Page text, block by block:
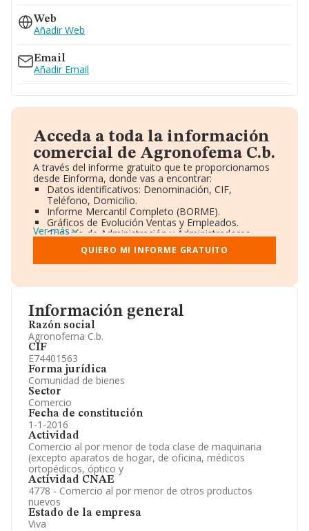
Información general
Razón social
Agronofema C.b.
CIF
E74401563
Forma jurídica
Comunidad de bienes
Sector
Comercio
Fecha de constitución
1-1-2016
Actividad
Comercio al por menor de toda clase de maquinaria
(excepto aparatos de hogar, de oficina, médicos
ortopédicos, óptico y
Actividad CNAE
4778 - Comercio al por menor de otros productos
nuevos
Estado de la empresa
Viva
Web
Añadir Web
Email
Añadir Email
Acceda a toda la información
comercial de Agronofema C.b.
A través del informe gratuito que te proporcionamos
desde Einforma, donde vas a encontrar:
Datos identificativos: Denominación, CIF,
Teléfono, Domicilio.
Informe Mercantil Completo (BORME).
Gráficos de Evolución Ventas y Empleados.
Consejo de Administración y Administradores.
Directivos y Ejecutivos.
Accionistas.
Participaciones y Vinculaciones en otras empresas.
Información oficial y registral complementaria.
Ver más
QUIERO MI INFORME GRATUITO